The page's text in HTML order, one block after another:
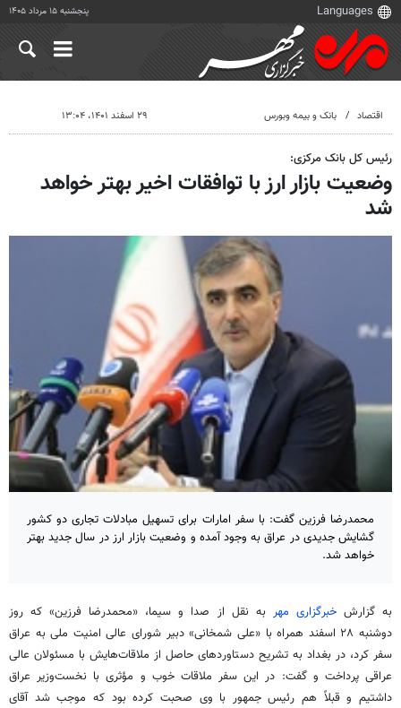
پنجشنبه ۱۵ مرداد ۱۴۰۵
اقتصاد بانک و بیمه وبورس ۲۹ اسفند ۱۴۰۱، ۱۳:۰۴
رئیس کل بانک مرکزی:
وضعیت بازار ارز با توافقات اخیر بهتر خواهد
شد
محمدرضا فرزین گفت: با سفر امارات برای تسهیل مبادلات تجاری دو کشور
گشایش جدیدی در عراق به وجود آمده و وضعیت بازار ارز در سال جدید بهتر
خواهد شد.
به گزارش خبرگزاری مهر به نقل از صدا و سیما، «محمدرضا فرزین» که روز
دوشنبه ۲۸ اسفند همراه با «علی شمخانی» دبیر شورای عالی امنیت ملی به عراق
سفر کرد، در بغداد به تشریح دستاوردهای حاصل از ملاقات‌هایش با مسئولان عالی
عراقی پرداخت و گفت: در این سفر ملاقات خوب و مؤثری با نخست‌وزیر عراق
داشتیم و قبلاً هم رئیس جمهور با وی صحبت کرده بود که موجب شد آقای